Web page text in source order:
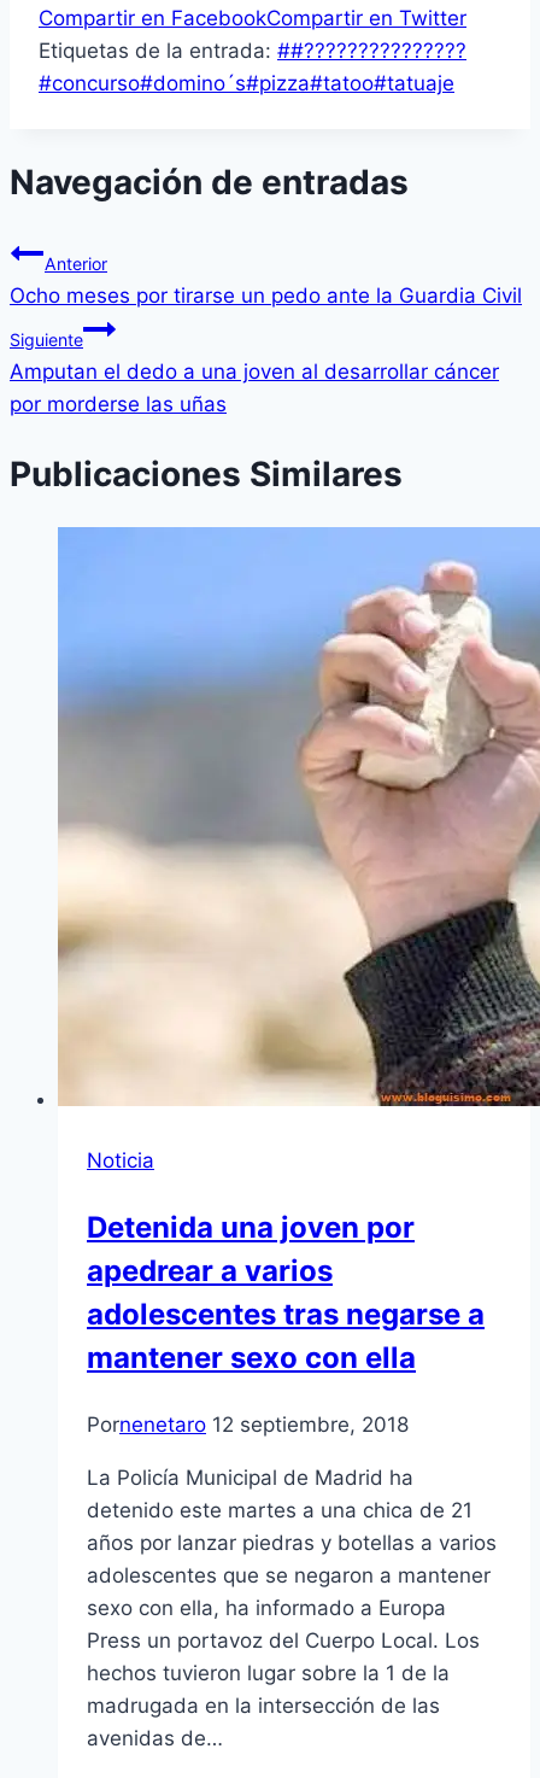
Compartir en FacebookCompartir en Twitter
Etiquetas de la entrada: ##???????????????
#concurso#domino´s#pizza#tatoo#tatuaje
Navegación de entradas
Anterior
Ocho meses por tirarse un pedo ante la Guardia Civil
Siguiente
Amputan el dedo a una joven al desarrollar cáncer
por morderse las uñas
Publicaciones Similares
Noticia
Detenida una joven por
apedrear a varios
adolescentes tras negarse a
mantener sexo con ella
Pornenetaro 12 septiembre, 2018
La Policía Municipal de Madrid ha
detenido este martes a una chica de 21
años por lanzar piedras y botellas a varios
adolescentes que se negaron a mantener
sexo con ella, ha informado a Europa
Press un portavoz del Cuerpo Local. Los
hechos tuvieron lugar sobre la 1 de la
madrugada en la intersección de las
avenidas de…